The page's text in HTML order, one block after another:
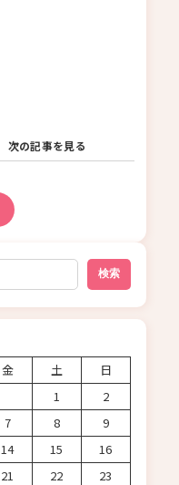
次の記事を見る
検索
金 土
日
1
2
7 8
9
14 15
16
21 22
23